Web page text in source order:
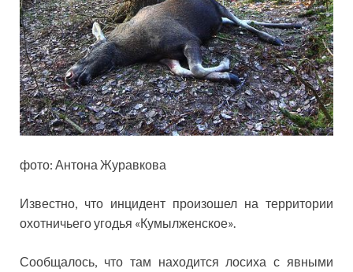
фото: Антона Журавкова
Известно, что инцидент произошел на территории
охотничьего угодья «Кумылженское».
Сообщалось, что там находится лосиха с явными